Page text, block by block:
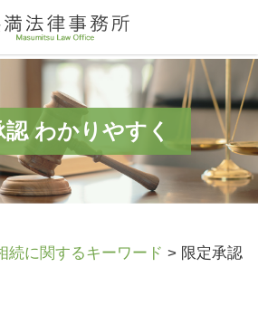
認 わかりやすく
続に関するキーワード > 限定承認